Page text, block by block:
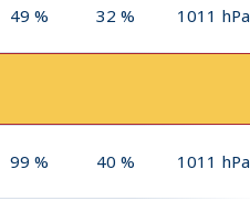
49 % 32 % 1011 hPa
99 % 40 % 1011 hPa